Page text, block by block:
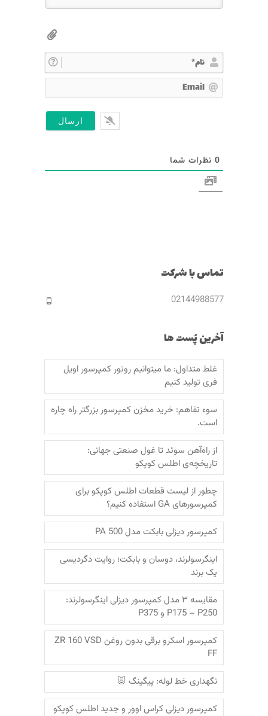
ا
مm
0 نظرات شما
تماس با شرکت
02144988577
آخرین پُست ها
غلط متداول: ما میتوانیم روتور کمپرسور اویل
فری تولید کنیم
سوء تفاهم: خرید مخزن کمپرسور بزرگتر راه چاره
است.
از راه‌آهن سوئد تا غول صنعتی جهانی:
تاریخچه‌ی اطلس کوپکو
چطور از لیست قطعات اطلس کوپکو برای
کمپرسورهای GA استفاده کنیم؟
کمپرسور دیزلی بابکت مدل PA 500
اینگرسولرند، دوسان و بابکت؛‌ روایت دگردیسی
یک برند
مقایسه ۳ مدل کمپرسور دیزلی اینگرسولرند:
P175 – P250 و P375
کمپرسور اسکرو برقی بدون روغن ZR 160 VSD
FF
نگهداری خط لوله: پیگینگ 🐷
کمپرسور دیزلی کراس اوور و جدید اطلس کوپکو